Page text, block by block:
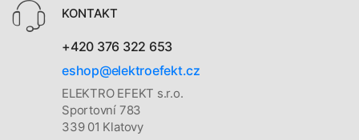
KONTAKT
+420 376 322 653
eshop@elektroefekt.cz
ELEKTRO EFEKT s.r.o.
Sportovní 783
339 01 Klatovy